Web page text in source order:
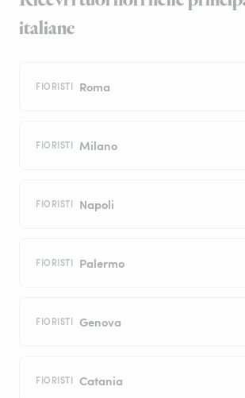
italiane
FIORISTI Roma
FIORISTI Milano
FIORISTI Napoli
FIORISTI Palermo
FIORISTI Genova
FIORISTI Catania